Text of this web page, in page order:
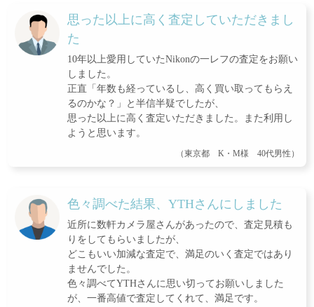
思った以上に高く査定していただきまし
た
10年以上愛用していたNikonの一レフの査定をお願い
しました。
正直「年数も経っているし、高く買い取ってもらえ
るのかな？」と半信半疑でしたが、
思った以上に高く査定いただきました。また利用し
ようと思います。
（東京都 K・M様 40代男性）
色々調べた結果、YTHさんにしました
近所に数軒カメラ屋さんがあったので、査定見積も
りをしてもらいましたが、
どこもいい加減な査定で、満足のいく査定ではあり
ませんでした。
色々調べてYTHさんに思い切ってお願いしました
が、一番高値で査定してくれて、満足です。